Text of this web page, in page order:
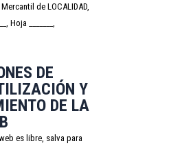
de LOCALIDAD,
Hoja _______,
DE
Y
DE LA
es libre, salva para